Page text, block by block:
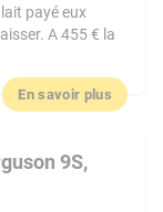
payé eux
A 455 € la
En savoir plus
9S,